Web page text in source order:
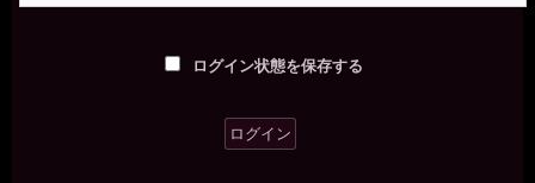
ログイン状態を保存する
一枚の銀貨様、ありがとうございました。。
2026年7月18日 - 22:02